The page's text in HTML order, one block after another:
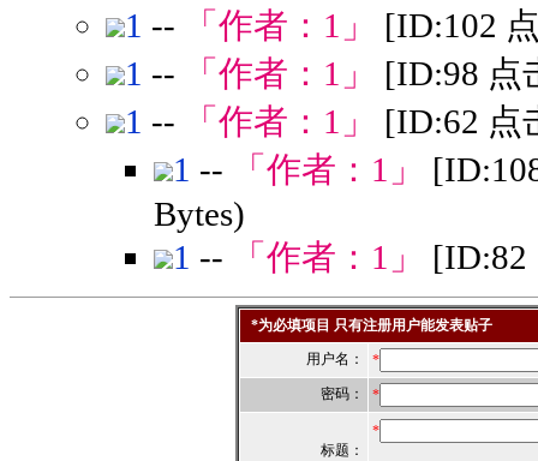
1 -- 「作者： 1 」
[ID:102
1 -- 「作者： 1 」
[ID:98 点
1 -- 「作者： 1 」
[ID:62 点
1 -- 「作者： 1 」
Bytes)
1 -- 「作者： 1 」 [ID:82
*为必填项目 只有注册用户能发表贴子
用户名：
*
密码：
*
标题：
*